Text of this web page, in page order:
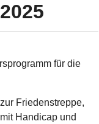
für die
Friedenstreppe,
Handicap und